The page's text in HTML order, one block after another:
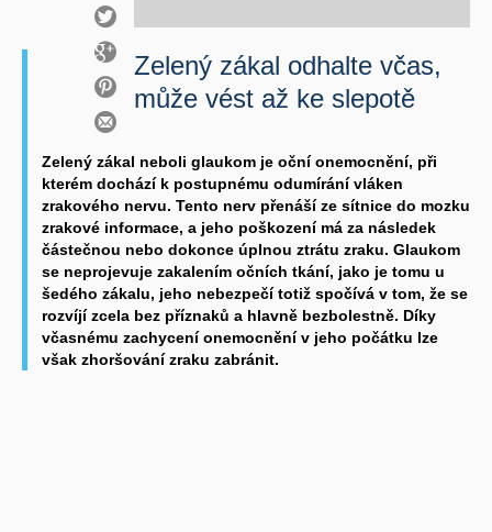
Zelený zákal odhalte včas,
může vést až ke slepotě
Zelený zákal neboli glaukom je oční onemocnění, při
kterém dochází k postupnému odumírání vláken
zrakového nervu. Tento nerv přenáší ze sítnice do mozku
zrakové informace, a jeho poškození má za následek
částečnou nebo dokonce úplnou ztrátu zraku. Glaukom
se neprojevuje zakalením očních tkání, jako je tomu u
šedého zákalu, jeho nebezpečí totiž spočívá v tom, že se
rozvíjí zcela bez příznaků a hlavně bezbolestně. Díky
včasnému zachycení onemocnění v jeho počátku lze
však zhoršování zraku zabránit.